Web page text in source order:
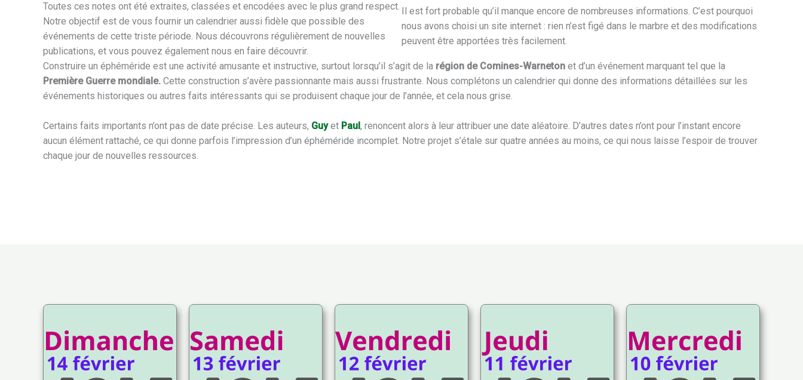
Toutes ces notes ont été extraites, classées et encodées avec le plus grand respect.
Notre objectif est de vous fournir un calendrier aussi fidèle que possible des
événements de cette triste période. Nous découvrons régulièrement de nouvelles
publications, et vous pouvez également nous en faire découvrir.
Il est fort probable qu’il manque encore de nombreuses informations. C’est pourquoi
nous avons choisi un site internet : rien n’est figé dans le marbre et des modifications
peuvent être apportées très facilement.
Construire un éphéméride est une activité amusante et instructive, surtout lorsqu’il s’agit de la région de Comines-Warneton et d’un événement marquant tel que la
Première Guerre mondiale. Cette construction s’avère passionnante mais aussi frustrante. Nous complétons un calendrier qui donne des informations détaillées sur les
événements historiques ou autres faits intéressants qui se produisent chaque jour de l’année, et cela nous grise.
Certains faits importants n’ont pas de date précise. Les auteurs, Guyet Paul, renoncent alors à leur attribuer une date aléatoire. D’autres dates n’ont pour l’instant encore
aucun élément rattaché, ce qui donne parfois l’impression d’un éphéméride incomplet. Notre projet s’étale sur quatre années au moins, ce qui nous laisse l’espoir de trouver
chaque jour de nouvelles ressources.